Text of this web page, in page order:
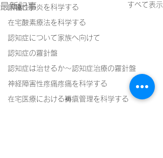
誤嚥性肺炎を科学する
在宅酸素療法を科学する
認知症について家族へ向けて
認知症の羅針盤
認知症は治せるか～認知症治療の羅針盤
神経障害性疼痛疼痛を科学する
在宅医療における褥瘡管理を科学する
最新記事 すべて表示